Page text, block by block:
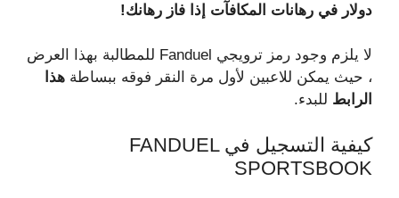
دولار في رهانات المكافآت إذا فاز رهانك!
لا يلزم وجود رمز ترويجي Fanduel للمطالبة بهذا العرض
، حيث يمكن للاعبين لأول مرة النقر فوقه ببساطة هذا
الرابط للبدء.
كيفية التسجيل في FANDUEL
SPORTSBOOK